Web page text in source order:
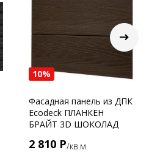
10%
Фасадная панель из ДПК
Ecodeck ПЛАНКЕН
БРАЙТ 3D ШОКОЛАД
2 810 Р/кв.м